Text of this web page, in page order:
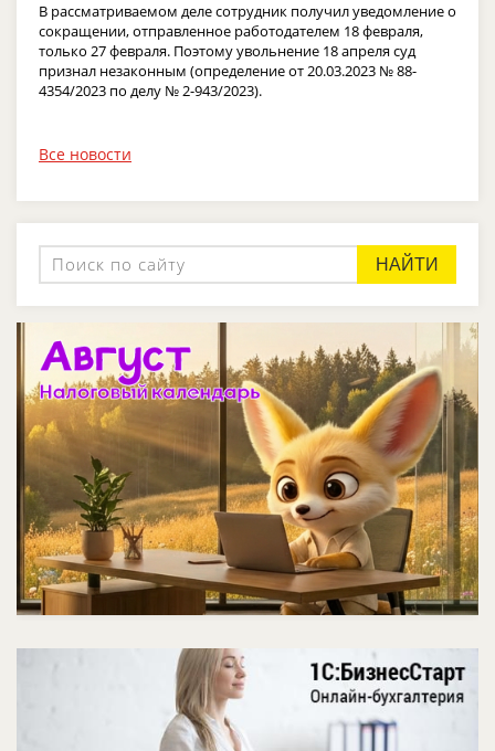
В рассматриваемом деле сотрудник получил уведомление о
сокращении, отправленное работодателем 18 февраля,
только 27 февраля. Поэтому увольнение 18 апреля суд
признал незаконным (определение от 20.03.2023 № 88-
4354/2023 по делу № 2-943/2023).
Все новости
НАЙТИ